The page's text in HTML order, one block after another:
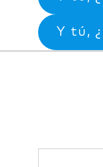
Y tú,